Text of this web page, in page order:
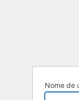
Nome de